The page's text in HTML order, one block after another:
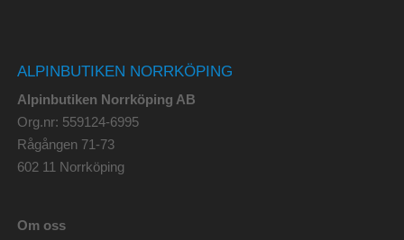
ALPINBUTIKEN NORRKÖPING
Alpinbutiken Norrköping AB
Org.nr: 559124-6995
Rågången 71-73
602 11 Norrköping
Om oss